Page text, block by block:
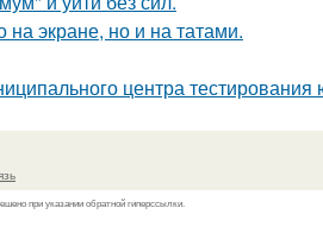
на экране, но и на татами.
центра тестирования
при указании обратной гиперссылки.